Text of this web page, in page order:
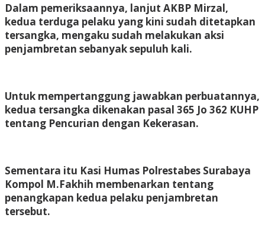
Dalam pemeriksaannya, lanjut AKBP Mirzal,
kedua terduga pelaku yang kini sudah ditetapkan
tersangka, mengaku sudah melakukan aksi
penjambretan sebanyak sepuluh kali.
Untuk mempertanggung jawabkan perbuatannya,
kedua tersangka dikenakan pasal 365 Jo 362 KUHP
tentang Pencurian dengan Kekerasan.
Sementara itu Kasi Humas Polrestabes Surabaya
Kompol M.Fakhih membenarkan tentang
penangkapan kedua pelaku penjambretan
tersebut.